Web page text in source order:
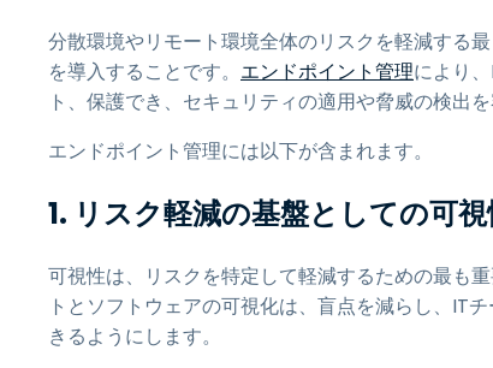
分散環境やリモート環境全体のリスクを軽減する
を導入することです。 エンドポイント管理により
ト、保護でき、セキュリティの適用や脅威の検出を
エンドポイント管理には以下が含まれます。
1. リスク軽減の基盤としての可
可視性は、リスクを特定して軽減するための最も
トとソフトウェアの可視化は、盲点を減らし、IT
きるようにします。